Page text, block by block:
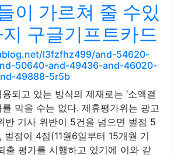
이 가르쳐 줄 수있
구글기프트카드
l3fzfhz499/and-54620-
50640-and-49436-and-46020-
49888-5r5b
되고 있는 방식의 제재로는 ‘소액결
막을 수는 없다. 제휴평가위는 광고
반 기사 위반이 5건을 넘으면 벌점 5
벌점이 4점(11월6일부터 15개월 기
출 평가를 시행하고 있기에 이와 같